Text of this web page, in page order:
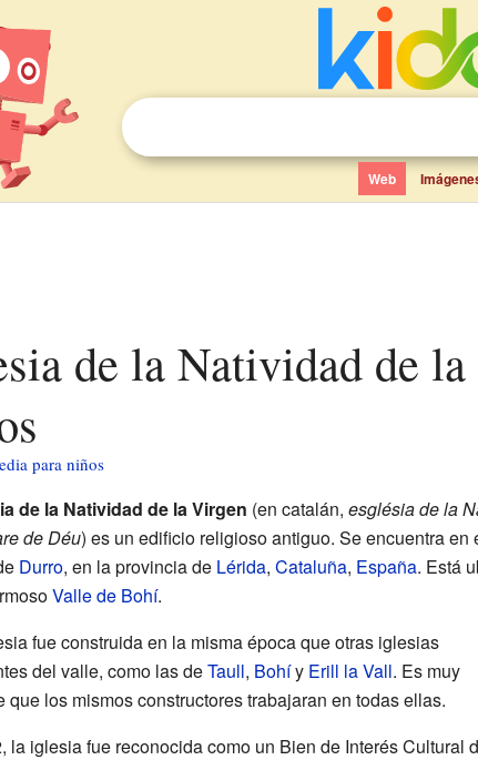
Web
para niños
de la Natividad de la Virgen (en catalán, església de la
de Déu) es un edificio religioso antiguo. Se encuentra en
Durro, en la provincia de Lérida, Cataluña, España. Está
Valle de Bohí.
fue construida en la misma época que otras iglesias
del valle, como las deTaull, Bohíy Erill la Vall. Es muy
que los mismos constructores trabajaran en todas ellas.
la iglesia fue reconocida como un Bien de Interés Cultural